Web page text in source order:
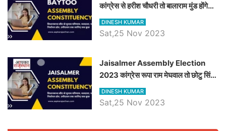
कांग्रेस से हरीश चौधरी तो बालाराम मुंड होंगे
भाजपा उम्मीदवार, जानिये बायतू विधानसभा
सीट के ताजा समीकरण
DINESH KUMAR
Sat,25 Nov 2023
​​​​​​​Jaisalmer Assembly Election
2023 कांग्रेस रूपा राम मेघवाल तो छोटु सिंह
भाटी होंगे भाजपा उम्मीदवार, जानिये जैसलमेर
विधानसभा सीट के ताजा समीकरण
DINESH KUMAR
Sat,25 Nov 2023